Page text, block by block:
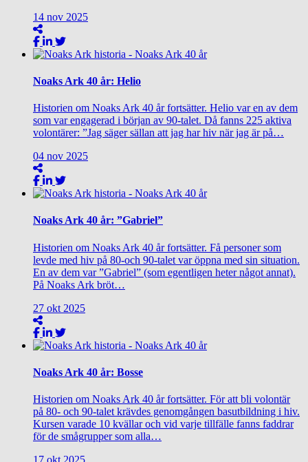
14 nov 2025
Noaks Ark 40 år: Helio
Historien om Noaks Ark 40 år fortsätter. Helio var en av dem
som var engagerad i början av 90-talet. Då fanns 225 aktiva
volontärer: ”Jag säger sällan att jag har hiv när jag är på…
04 nov 2025
Noaks Ark 40 år: ”Gabriel”
Historien om Noaks Ark 40 år fortsätter. Få personer som
levde med hiv på 80-och 90-talet var öppna med sin situation.
En av dem var ”Gabriel” (som egentligen heter något annat).
På Noaks Ark bröt…
27 okt 2025
Noaks Ark 40 år: Bosse
Historien om Noaks Ark 40 år fortsätter. För att bli volontär
på 80- och 90-talet krävdes genomgången basutbildning i hiv.
Kursen varade 10 kvällar och vid varje tillfälle fanns faddrar
för de smågrupper som alla…